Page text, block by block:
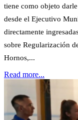
tiene como objeto
desde el Ejecutivo
directamente
sobre Regularización
Hornos,...
Read more...